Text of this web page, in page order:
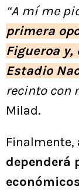
“A mí me
primera
Figueroa
Estadio
recinto con
Milad.
Finalmente,
dependerá